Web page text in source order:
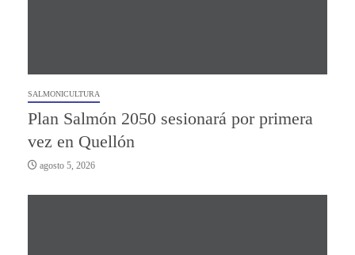
SALMONICULTURA
Plan Salmón 2050 sesionará por primera
vez en Quellón
agosto 5, 2026